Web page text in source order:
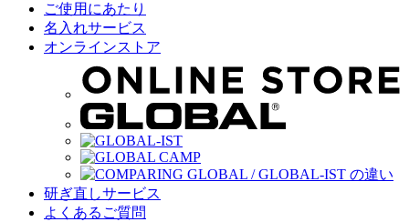
ご使用にあたり
名入れサービス
オンラインストア
研ぎ直しサービス
よくあるご質問